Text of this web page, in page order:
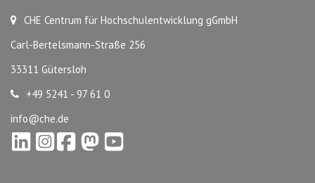
CHE Centrum für Hochschulentwicklung gGmbH
Carl-Bertelsmann-Straße 256
33311 Gütersloh
+49 5241 - 97 61 0
info@che.de